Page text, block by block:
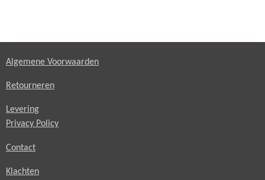
Algemene Voorwaarden
Retourneren
Levering
Privacy Policy
Contact
Klachten